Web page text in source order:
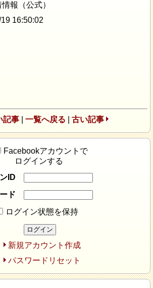
報（公式）
16:50:02
記事| 一覧へ戻る 古い記事
Facebookアカウントで
ログインする
ID
ド
ログイン状態を保持
新規アカウント作成
パスワードリセット